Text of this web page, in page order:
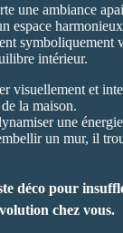
une ambiance
espace
symboliquement
intérieur.
visuellement et
la maison.
une
un mur, il
déco pour
chez vous.